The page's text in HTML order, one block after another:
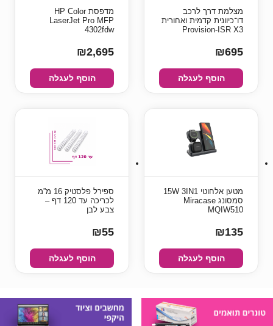
מצלמת דרך לרכב
דו־כיוונית קדמית ואחורית
Provision-ISR X3
₪695
הוסף לעגלה
מדפסת ‏HP Color
LaserJet Pro MFP
4302fdw
₪2,695
הוסף לעגלה
מטען אלחוטי 15W 3IN1
סמסונג Miracase
MQIW510
₪135
הוסף לעגלה
ספירל פלסטיק 16 מ”מ
לכריכה עד 120 דף –
צבע לבן
₪55
הוסף לעגלה